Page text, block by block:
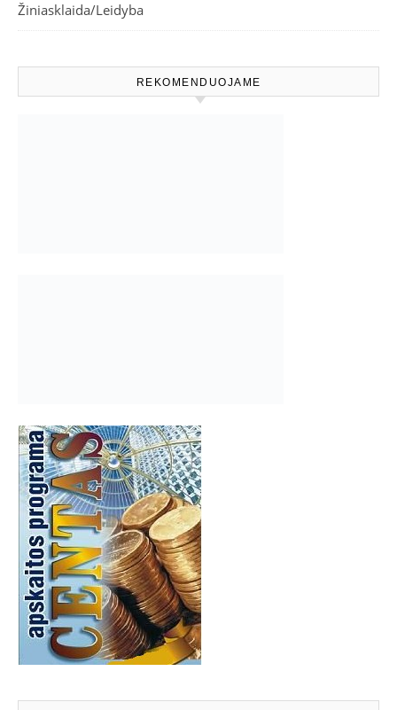
Žiniasklaida/Leidyba
REKOMENDUOJAME